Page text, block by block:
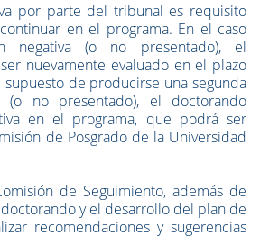
por parte del tribunal es requisito
en el programa. En el caso
negativa (o no presentado), el
nuevamente evaluado en el plazo
supuesto de producirse una segunda
(o no presentado), el doctorando
en el programa, que podrá ser
de Posgrado de la Universidad
de Seguimiento, además de
y el desarrollo del plan de
recomendaciones y sugerencias